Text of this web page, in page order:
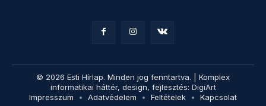
© 2026 Esti Hírlap. Minden jog fenntartva. | Komplex
informatikai háttér, design, fejlesztés: DigiArt
Impresszum
Adatvédelem Feltételek Kapcsolat